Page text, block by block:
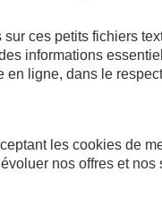
ces petits fichiers
informations
en ligne, dans le
les cookies de
nos offres et nos